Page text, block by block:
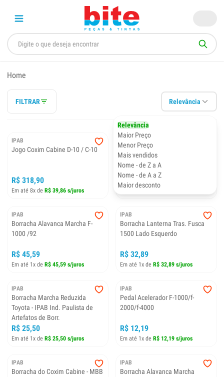
Home
FILTRAR Relevância
Relevância
Maior Preço
Menor Preço
Mais vendidos
Nome - de Z a A
Nome - de A a Z
Maior desconto
IPAB
Jogo Coxim Cabine D-10 / C-10
R$ 318,90
Em até 8x de R$ 39,86 s/juros
Borracha Alavanca Marcha MBB
Cara Preta
R$ 48,00
IPAB
Borracha Alavanca Marcha F-
1000 /92
R$ 45,59
Em até 1x de R$ 45,59 s/juros
IPAB
Borracha Lanterna Tras. Fusca
1500 Lado Esquerdo
R$ 32,89
Em até 1x de R$ 32,89 s/juros
IPAB
Borracha Marcha Reduzida
Toyota - IPAB Ind. Paulista de
Artefatos de Borr.
R$ 25,50
Em até 1x de R$ 25,50 s/juros
IPAB
Pedal Acelerador F-1000/f-
2000/f-4000
R$ 12,19
Em até 1x de R$ 12,19 s/juros
IPAB
Borracha do Coxim Cabine - MBB
IPAB
Borracha Alavanca Marcha